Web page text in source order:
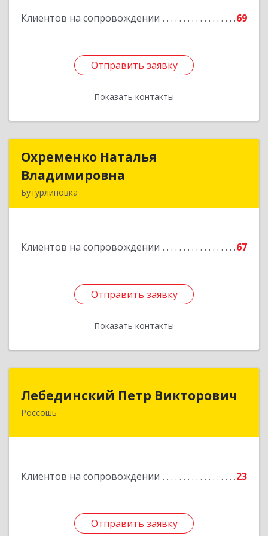
Клиентов на сопровождении 69
Отправить заявку
Показать контакты
Отправить заявку
Назад
Охременко Наталья
Владимировна
Бутурлиновка
Клиентов на сопровождении 67
Отправить заявку
Показать контакты
Охременко Наталья
Отправить заявку
Назад
Лебединский Петр Викторович
Россошь
Клиентов на сопровождении 23
Отправить заявку
Лебединский Петр Викторович
396650, Воронежская обл., г. Россошь, пер.
Отправить заявку